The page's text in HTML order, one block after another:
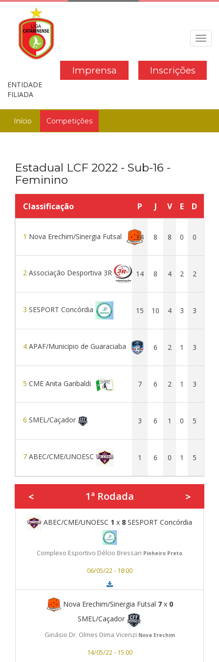
Inscrições
Imprensa
ENTIDADE
FILIADA
Início Competições
Estadual LCF 2022 - Sub-16 -
Feminino
Classificação P J V E D
1 Nova Erechim/Sinergia Futsal 24 8 8 0 0
2 Associação Desportiva 3R 14 8 4 2 2
3 SESPORT Concórdia 15 10 4 3 3
4 APAF/Municipio de Guaraciaba 7 6 2 1 3
5 CME Anita Garibaldi 7 6 2 1 3
6 SMEL/Caçador 3 6 1 0 5
7 ABEC/CME/UNOESC 1 6 0 1 5
< 1ª Rodada >
ABEC/CME/UNOESC 1 x 8 SESPORT Concórdia
Complexo Esportivo Délcio Bressan Pinheiro Preto
06/05/22 - 18:00
Nova Erechim/Sinergia Futsal 7x 0
SMEL/Caçador
Ginásio Dr. Olmes Dima Vicenzi Nova Erechim
14/05/22 - 15:00